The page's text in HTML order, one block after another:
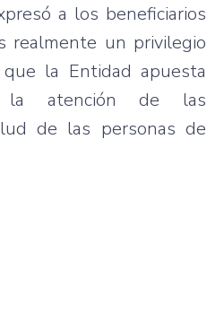
a los beneficiarios
realmente un privilegio
la Entidad apuesta
la atención de las
de las personas de